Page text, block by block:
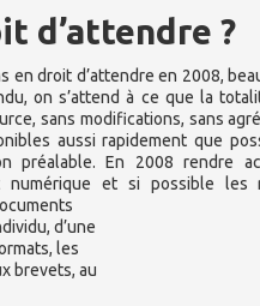
d’attendre ?
en droit d’attendre en 2008,
on s’attend à ce que la
sans modifications, sans
aussi rapidement que
préalable. En 2008 rendre
et si possible les
d’une
les
brevets, au